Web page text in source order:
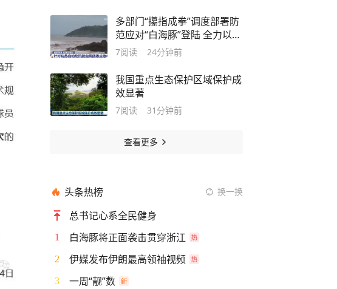
多部门“攥指成拳”调度部署防
范应对“白海豚”登陆 全力以赴
护民生保安全
7阅读 24分钟前
我国重点生态保护区域保护成
效显著
7阅读 31分钟前
查看更多
头条热榜 换一换
总书记心系全民健身
1 白海豚将正面袭击贯穿浙江
2 伊媒发布伊朗最高领袖视频
3 一周“靓”数